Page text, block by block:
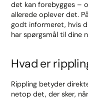
det kan forebygges –
allerede oplever det.
godt informeret, hvis
har spørgsmål til dine
Hvad er
Rippling betyder
netop det, der sker,